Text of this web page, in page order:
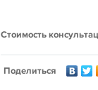
Стоимость
Поделиться